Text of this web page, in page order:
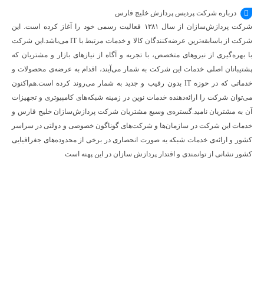
درباره شرکت پردیس پردازش خلیج فارس
شرکت پردازش‌سازان از سال ۱۳۸۱ فعالیت رسمی خود را آغاز کرده است. این
شرکت از باسابقه‌ترین عرضه‌کنندگان کالا و خدمات مرتبط با IT می‌باشد.این شرکت
با بهره‌گیری از نیروهای متخصص، با تجربه و آگاه از نیازهای بازار و مشتریان که
پشتیبانان اصلی خدمات این شرکت به شمار می‌آیند، اقدام به عرضه‌‌ی محصولات و
خدماتی که در حوزه IT بدون رقیب و جدید به شمار می‌روند کرده است.هم‌اکنون
می‌توان شرکت را ارائه‌دهنده خدمات نوین در زمینه شبکه‌های کامپیوتری و تجهیزات
آن به مشتریان نامید.گستره‌ی وسیع مشتریان شرکت پردازش‌سازان خلیج فارس و
خدمات این شرکت در سازمان‌ها و شرکت‌های گوناگون خصوصی و دولتی در سراسر
کشور و ارائه‌ی خدمات شبکه یه صورت انحصاری در برخی از محدوده‌های جغرافیایی
کشور نشانی از توانمندی و اقتدار پردازش سازان در این پهنه است